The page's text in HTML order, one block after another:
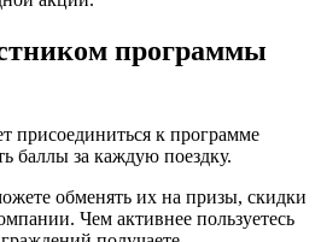
программы
присоединиться к программе
баллы за каждую поездку.
обменять их на призы, скидки
Чем активнее пользуетесь